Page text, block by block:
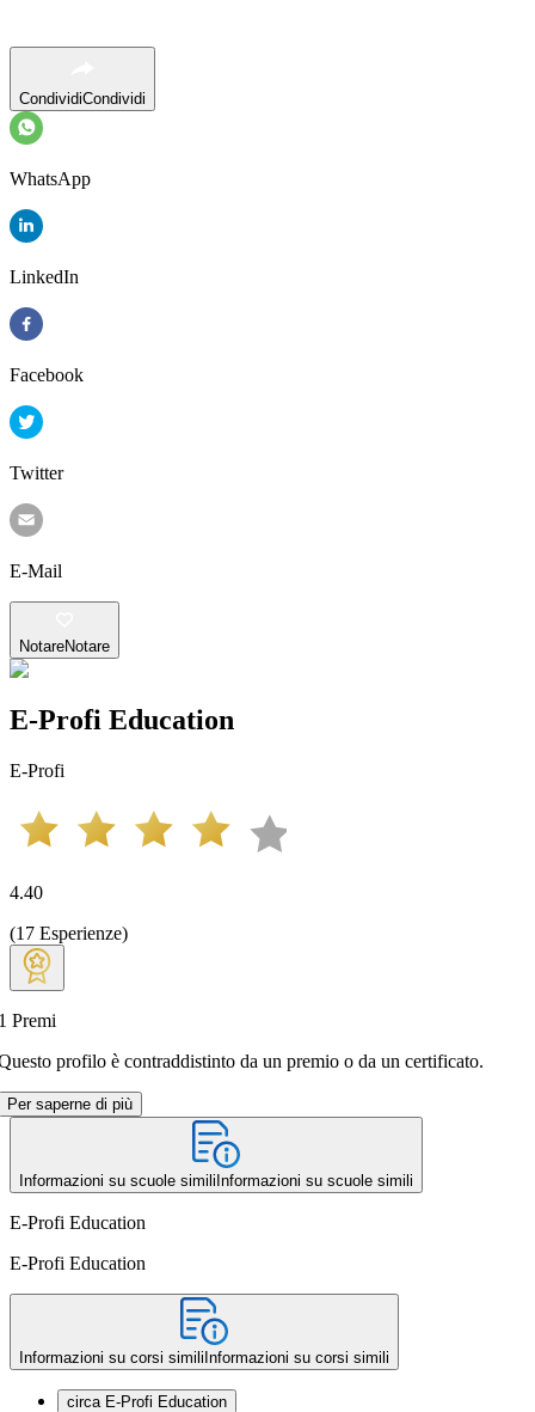
CondividiCondividi
WhatsApp
LinkedIn
Facebook
Twitter
E-Mail
NotareNotare
E-Profi Education
E-Profi
4.40
(17 Esperienze)
Premi
profilo è contraddistinto da un premio o da un certificato.
Per saperne di più
Informazioni su scuole simili Informazioni su scuole simili
E-Profi Education
E-Profi Education
Informazioni su corsi simili Informazioni su corsi simili
circa E-Profi Education